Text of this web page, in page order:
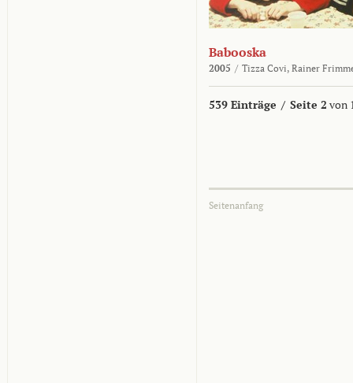
Babooska
2005 / Tizza Covi, Rainer
539 Einträge / Seite 2 von
Seitenanfang